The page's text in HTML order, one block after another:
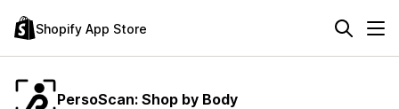
Shopify App Store
PersoScan: Shop by Body